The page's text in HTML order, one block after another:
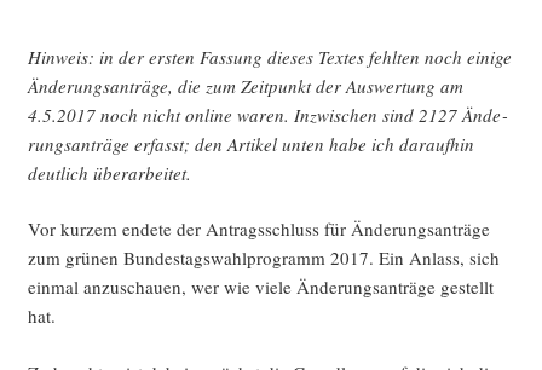
Hin­weis: in der ers­ten Fas­sung die­ses Tex­tes fehl­ten noch eini­ge
Ände­rungs­an­trä­ge, die zum Zeit­punkt der Aus­wer­tung am
4.5.2017 noch nicht online waren. Inzwi­schen sind 2127 Ände­
rungs­an­trä­ge erfasst; den Arti­kel unten habe ich dar­auf­hin
deut­lich überarbeitet.
Vor kur­zem ende­te der Antrags­schluss für Ände­rungs­an­trä­ge
zum grü­nen Bun­des­tags­wahl­pro­gramm 2017. Ein Anlass, sich
ein­mal anzu­schau­en, wer wie vie­le Ände­rungs­an­trä­ge gestellt
hat.